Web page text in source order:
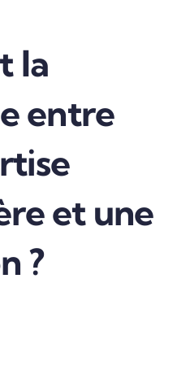
la
entre
et une
?